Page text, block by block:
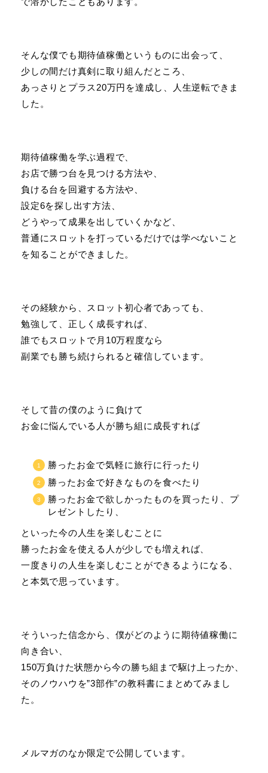
そんな僕でも期待値稼働というものに出会って、
少しの間だけ真剣に取り組んだところ、
あっさりとプラス20万円を達成し、人生逆転できま
した。
期待値稼働を学ぶ過程で、
お店で勝つ台を見つける方法や、
負ける台を回避する方法や、
設定6を探し出す方法、
どうやって成果を出していくかなど、
普通にスロットを打っているだけでは学べないこと
を知ることができました。
その経験から、スロット初心者であっても、
勉強して、正しく成長すれば、
誰でもスロットで月10万程度なら
副業でも勝ち続けられると確信しています。
そして昔の僕のように負けて
お金に悩んでいる人が勝ち組に成長すれば
勝ったお金で気軽に旅行に行ったり
勝ったお金で好きなものを食べたり
勝ったお金で欲しかったものを買ったり、プ
レゼントしたり、
といった今の人生を楽しむことに
勝ったお金を使える人が少しでも増えれば、
一度きりの人生を楽しむことができるようになる、
と本気で思っています。
そういった信念から、僕がどのように期待値稼働に
向き合い、
150万負けた状態から今の勝ち組まで駆け上ったか、
そのノウハウを”3部作”の教科書にまとめてみまし
た。
メルマガのなか限定で公開しています。